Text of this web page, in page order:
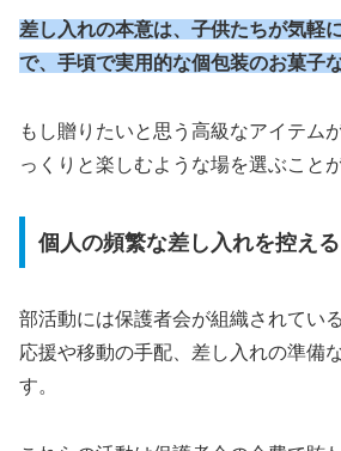
差し入れの本意は、子供たちが気軽
で、手頃で実用的な個包装のお菓子
もし贈りたいと思う高級なアイテム
っくりと楽しむような場を選ぶこと
個人の頻繁な差し入れを控える
部活動には保護者会が組織されてい
応援や移動の手配、差し入れの準備
す。